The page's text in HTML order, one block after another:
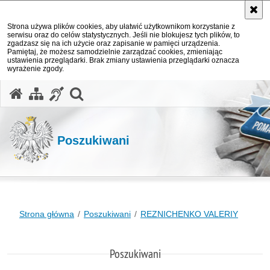
Strona używa plików cookies, aby ułatwić użytkownikom korzystanie z
serwisu oraz do celów statystycznych. Jeśli nie blokujesz tych plików, to
zgadzasz się na ich użycie oraz zapisanie w pamięci urządzenia.
Pamiętaj, że możesz samodzielnie zarządzać cookies, zmieniając
ustawienia przeglądarki. Brak zmiany ustawienia przeglądarki oznacza
wyrażenie zgody.
Poszukiwani
Strona główna Poszukiwani REZNICHENKO VALERIY
Poszukiwani